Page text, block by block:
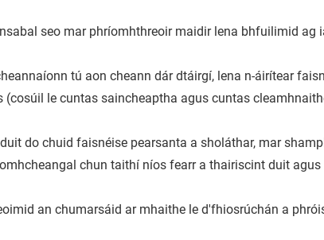
seo mar phríomhthreoir maidir lena bhfuilimid ag
tú aon cheann dár dtáirgí, lena n-áirítear
le cuntas saincheaptha agus cuntas
do chuid faisnéise pearsanta a sholáthar, mar
chun taithí níos fearr a thairiscint duit
an chumarsáid ar mhaithe le d'fhiosrúchán a